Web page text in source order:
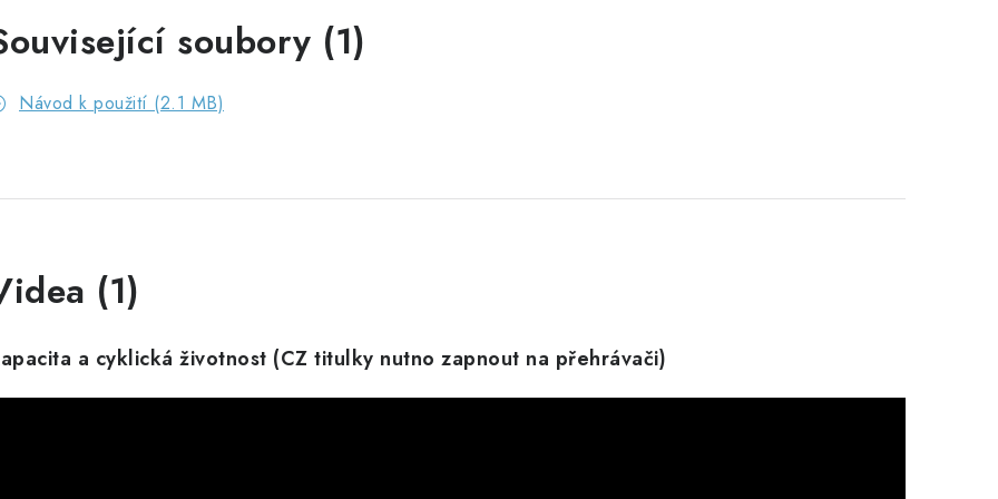
soubory (1)
Návod k použití (2.1 MB)
(1)
a cyklická životnost (CZ titulky nutno zapnout na přehrávači)